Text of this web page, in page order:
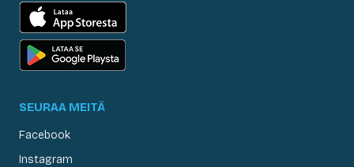
SEURAA MEITÄ
Facebook
Instagram